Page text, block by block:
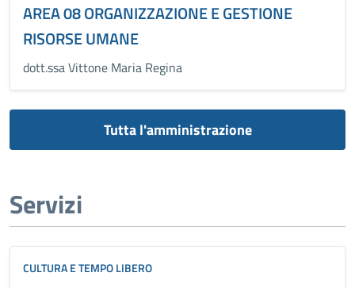
AREA 08 ORGANIZZAZIONE E GESTIONE
RISORSE UMANE
dott.ssa Vittone Maria Regina
Tutta l'amministrazione
Servizi
CULTURA E TEMPO LIBERO